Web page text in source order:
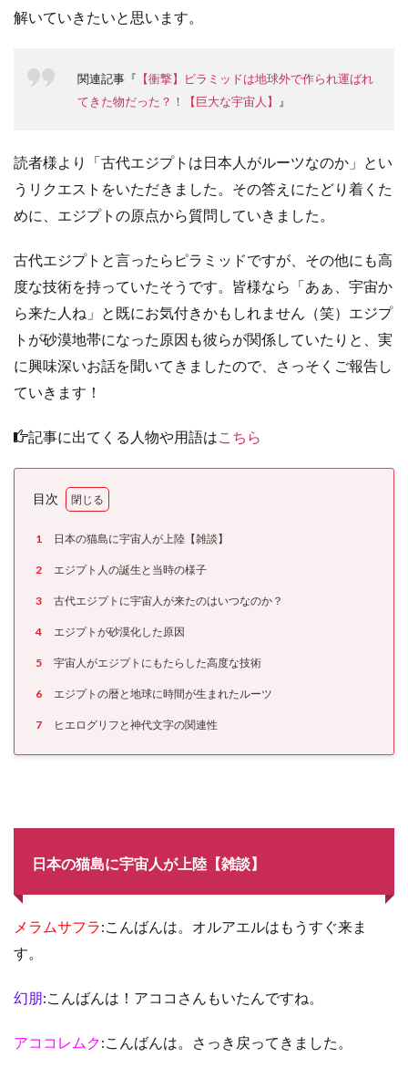
解いていきたいと思います。
関連記事『 【衝撃】ピラミッドは地球外で作られ運ばれ
てきた物だった？！【巨大な宇宙人】
』
読者様より「古代エジプトは日本人がルーツなのか」とい
うリクエストをいただきました。その答えにたどり着くた
めに、エジプトの原点から質問していきました。
古代エジプトと言ったらピラミッドですが、その他にも高
度な技術を持っていたそうです。皆様なら「あぁ、宇宙か
ら来た人ね」と既にお気付きかもしれません（笑）エジプ
トが砂漠地帯になった原因も彼らが関係していたりと、実
に興味深いお話を聞いてきましたので、さっそくご報告し
ていきます！
記事に出てくる人物や用語はこちら
目次
1 日本の猫島に宇宙人が上陸【雑談】
2 エジプト人の誕生と当時の様子
3 古代エジプトに宇宙人が来たのはいつなのか？
4 エジプトが砂漠化した原因
5 宇宙人がエジプトにもたらした高度な技術
6 エジプトの暦と地球に時間が生まれたルーツ
7 ヒエログリフと神代文字の関連性
日本の猫島に宇宙人が上陸【雑談】
メラムサフラ:こんばんは。オルアエルはもうすぐ来ま
す。
幻朋:こんばんは！アココさんもいたんですね。
アココレムク:こんばんは。さっき戻ってきました。